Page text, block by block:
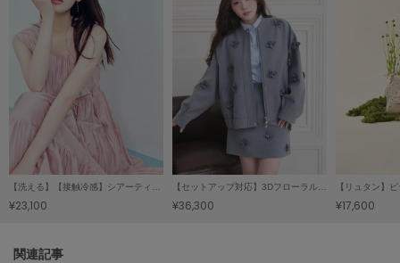
LeSportsac
レスポートサック
LILY BROWN
リリーブラウン
LILY BROWN Lingerie
リリーブラウンランジェリー
LITTLE UNION TOKYO
リトルユニオン トウキョウ
メイドオブオーガニクス
【洗える】【接触冷感】シアーティアードワンピース
¥23,100
【セットアップ対応】3Dフローラルモチーフブルゾン
¥36,300 ¥17,600
関連記事